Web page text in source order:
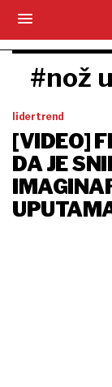
#nož
lidertrend
[VIDEO]
DA JE